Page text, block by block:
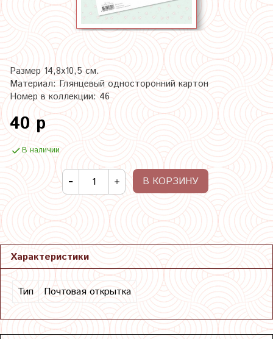
Размер 14,8х10,5 см.
Материал: Глянцевый односторонний картон
Номер в коллекции: 46
40 р
В наличии
В КОРЗИНУ
Характеристики
Тип Почтовая открытка